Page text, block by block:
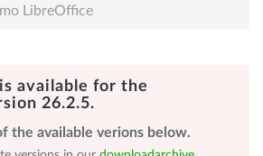
LibreOffice
available for the
26.2.5.
the available verions below.